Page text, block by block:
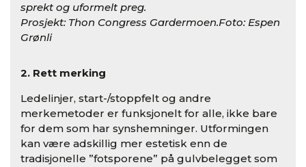
sprekt og uformelt preg.
Prosjekt: Thon Congress Gardermoen.Foto: Espen
Grønli
2. Rett merking
Ledelinjer, start-/stoppfelt og andre
merkemetoder er funksjonelt for alle, ikke bare
for dem som har synshemninger. Utformingen
kan være adskillig mer estetisk enn de
tradisjonelle ”fotsporene” på gulvbelegget som